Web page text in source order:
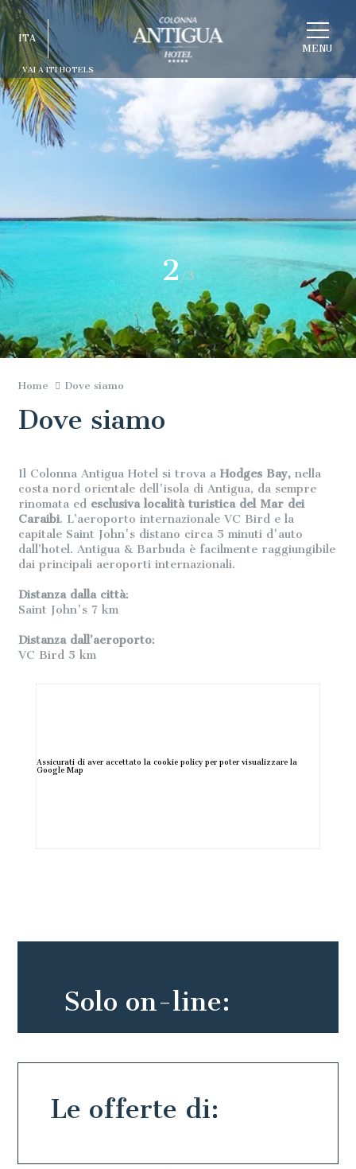
MENU
VAI A ITI HOTELS
ITA
ITA
ENG
FRA
DEU
ESP
SCEGLI
STRUTTURA
2/3
Home Dove siamo
Dove siamo
Il Colonna Antigua Hotel si trova a Hodges Bay, nella
costa nord orientale dell'isola di Antigua, da sempre
rinomata ed esclusiva località turistica del Mar dei
Caraibi. L’aeroporto internazionale VC Bird e la
capitale Saint John's distano circa 5 minuti d'auto
dall’hotel. Antigua & Barbuda è facilmente raggiungibile
dai principali aeroporti internazionali.
Distanza dalla città:
Saint John's 7 km
Distanza dall’aeroporto:
VC Bird 5 km
Le offerte di:
Solo on-line: